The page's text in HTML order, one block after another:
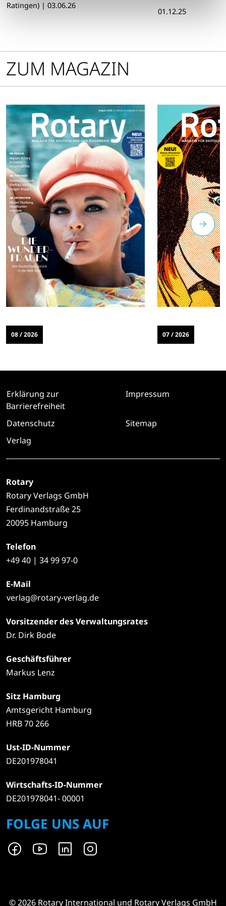
Ratingen) | 03.06.26
01.12.25
ZUM MAGAZIN
08 / 2026 07 / 2026
Erklärung zur
Barrierefreiheit
Impressum
Datenschutz
Sitemap
Verlag
Rotary
Rotary Verlags GmbH
Ferdinandstraße 25
20095 Hamburg
Telefon
+4940 | 34 99 97-0
E-Mail
verlag@rotary-verlag.de
Vorsitzender des Verwaltungsrates
Dr. Dirk Bode
Geschäftsführer
Markus Lenz
Sitz Hamburg
Amtsgericht Hamburg
HRB 70 266
Ust-ID-Nummer
DE201978041
Wirtschafts-ID-Nummer
DE201978041- 00001
FOLGE UNS AUF
© 2026 Rotary International und Rotary Verlags GmbH